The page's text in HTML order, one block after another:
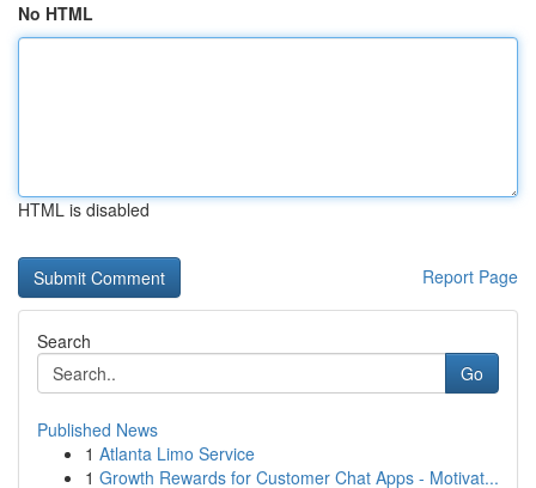
No HTML
HTML is disabled
Report Page
Search
Go
Published News
1 Atlanta Limo Service
1 Growth Rewards for Customer Chat Apps - Motivat...